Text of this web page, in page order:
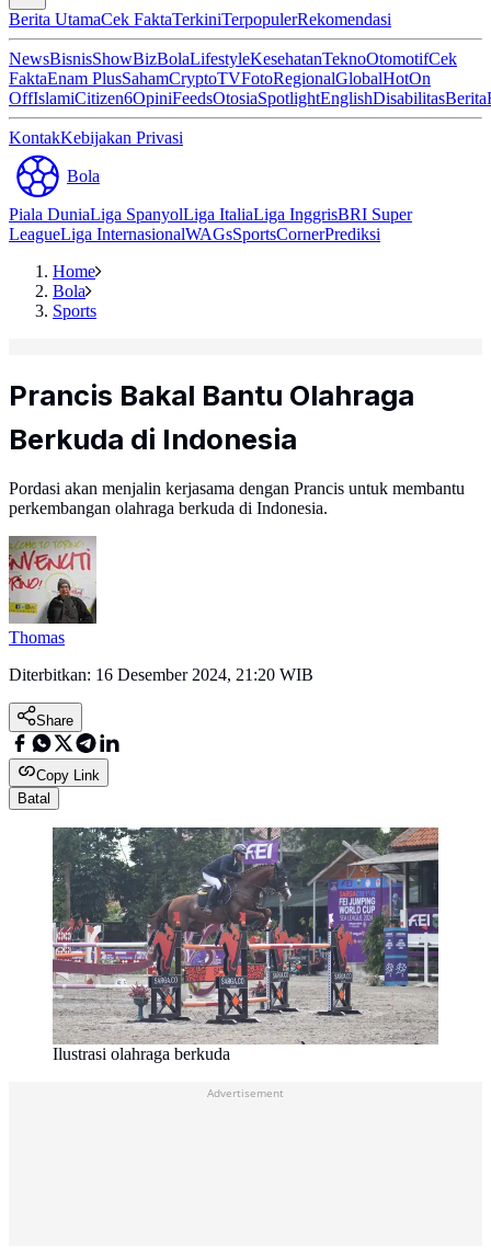
Berita UtamaCek FaktaTerkiniTerpopulerRekomendasi
NewsBisnisShowBizBolaLifestyleKesehatanTeknoOtomotifCek
FaktaEnam PlusSahamCryptoTVFotoRegionalGlobalHotOn
OffIslamiCitizen6OpiniFeedsOtosiaSpotlightEnglishDisabilitasBerita
KontakKebijakan Privasi
Bola
Piala DuniaLiga SpanyolLiga ItaliaLiga InggrisBRI Super
LeagueLiga InternasionalWAGsSportsCornerPrediksi
Home
Bola
Sports
Prancis Bakal Bantu Olahraga
Berkuda di Indonesia
Pordasi akan menjalin kerjasama dengan Prancis untuk membantu
perkembangan olahraga berkuda di Indonesia.
Thomas
Diterbitkan: 16 Desember 2024, 21:20 WIB
Share
Copy Link
Batal
Ilustrasi olahraga berkuda
Advertisement